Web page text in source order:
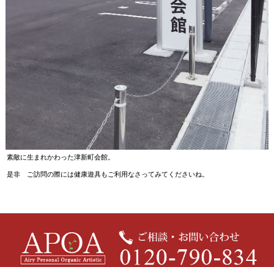
素敵に生まれかわった津新町会館。
是非 ご訪問の際には健康遊具もご利用なさってみてくださいね。